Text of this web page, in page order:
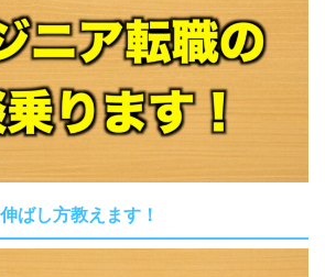
ばし方教えます！